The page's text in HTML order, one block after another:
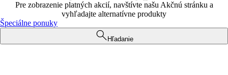
Pre zobrazenie platných akcií, navštívte našu Akčnú stránku a
vyhľadajte alternatívne produkty
Špeciálne ponuky
Hľadanie